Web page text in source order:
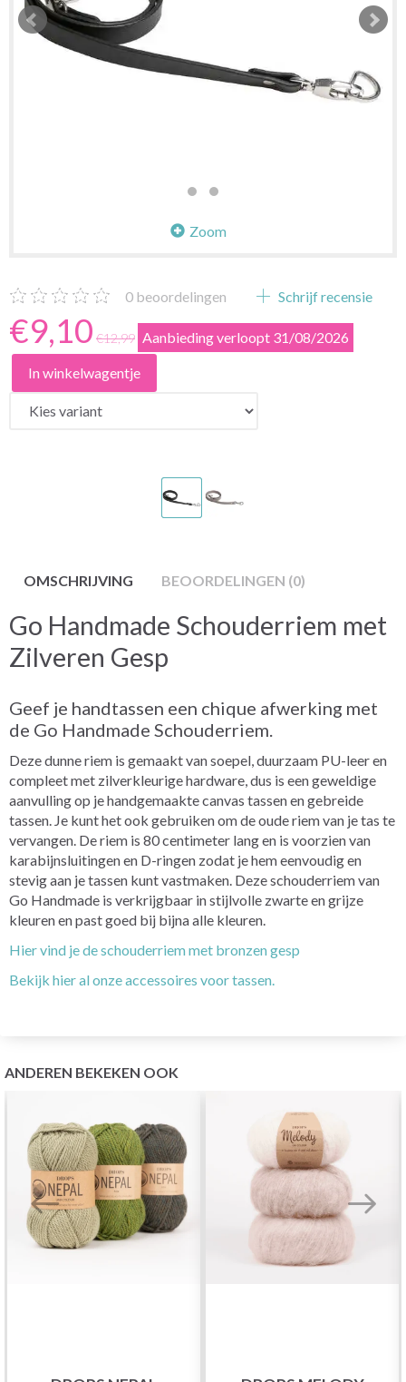
Zoom
0 beoordelingen Schrijf recensie
€9,10 €12,99 Aanbieding verloopt 31/08/2026
In winkelwagentje
OMSCHRIJVING BEOORDELINGEN (0)
Go Handmade Schouderriem met
Zilveren Gesp
Geef je handtassen een chique afwerking met
de Go Handmade Schouderriem.
Deze dunne riem is gemaakt van soepel, duurzaam PU-leer en
compleet met zilverkleurige hardware, dus is een geweldige
aanvulling op je handgemaakte canvas tassen en gebreide
tassen. Je kunt het ook gebruiken om de oude riem van je tas te
vervangen. De riem is 80 centimeter lang en is voorzien van
karabijnsluitingen en D-ringen zodat je hem eenvoudig en
stevig aan je tassen kunt vastmaken. Deze schouderriem van
Go Handmade is verkrijgbaar in stijlvolle zwarte en grijze
kleuren en past goed bij bijna alle kleuren.
Hier vind je de schouderriem met bronzen gesp
Bekijk hier al onze accessoires voor tassen.
ANDEREN BEKEKEN OOK